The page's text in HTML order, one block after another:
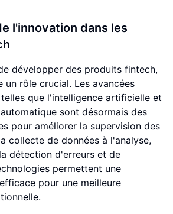
l'innovation dans les
développer des produits fintech,
un rôle crucial. Les avancées
que l'intelligence artificielle et
sont désormais des
pour améliorer la supervision des
collecte de données à l'analyse,
détection d'erreurs et de
permettent une
pour une meilleure